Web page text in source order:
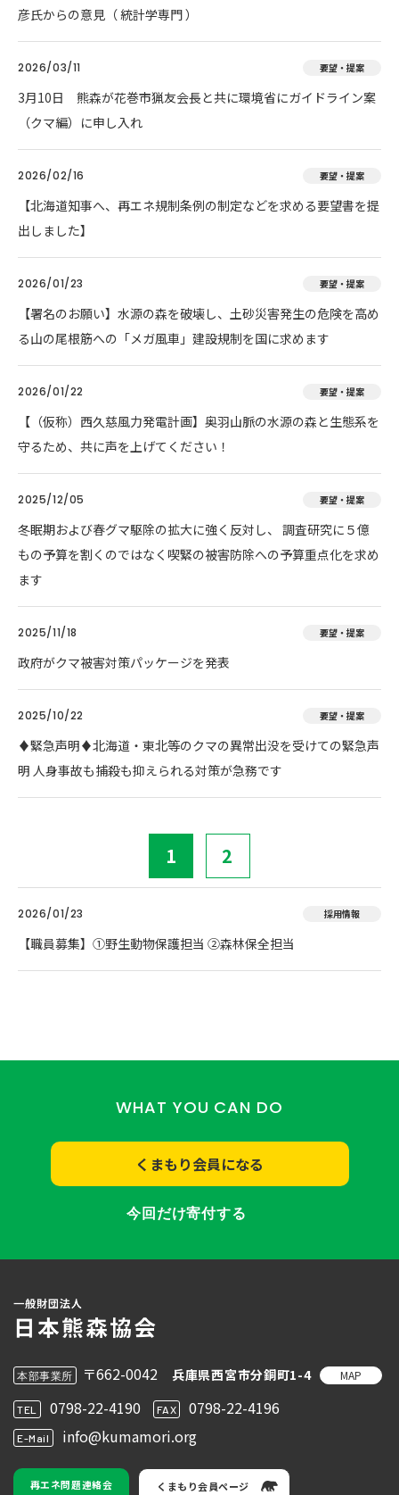
彦氏からの意見（ 統計学専門 ）
2026/03/11 要望・提案
3月10日 熊森が花巻市猟友会長と共に環境省にガイドライン案
（クマ編）に申し入れ
2026/02/16 要望・提案
【北海道知事へ、再エネ規制条例の制定などを求める要望書を提
出しました】
2026/01/23 要望・提案
【署名のお願い】水源の森を破壊し、土砂災害発生の危険を高め
る山の尾根筋への「メガ風車」建設規制を国に求めます
2026/01/22 要望・提案
【（仮称）西久慈風力発電計画】奥羽山脈の水源の森と生態系を
守るため、共に声を上げてください！
2025/12/05 要望・提案
冬眠期および春グマ駆除の拡大に強く反対し、 調査研究に５億
もの予算を割くのではなく喫緊の被害防除への予算重点化を求め
ます
2025/11/18 要望・提案
政府がクマ被害対策パッケージを発表
2025/10/22 要望・提案
♦️緊急声明♦️北海道・東北等のクマの異常出没を受けての緊急声
明 人身事故も捕殺も抑えられる対策が急務です
1 2
2026/01/23 採用情報
【職員募集】①野生動物保護担当 ②森林保全担当
WHAT YOU CAN DO
くまもり会員になる
今回だけ寄付する
本部事業所 〒662-0042 兵庫県西宮市分銅町1-4 MAP
TEL 0798-22-4190 FAX 0798-22-4196
E-Mail info@kumamori.org
再エネ問題連絡会 くまもり会員ページ